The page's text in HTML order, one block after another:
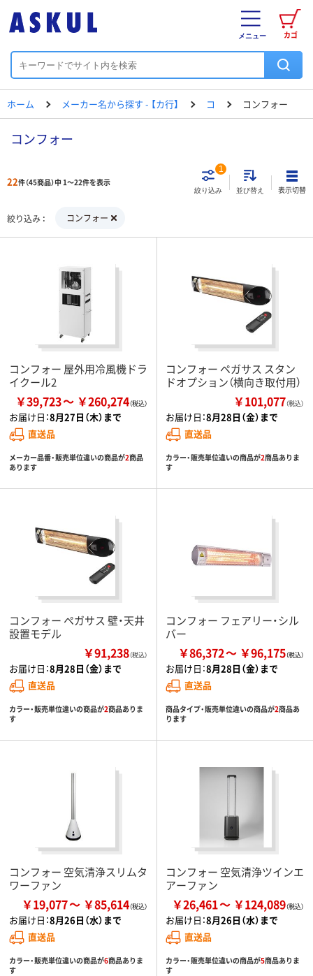
カゴ
メニュー
ホーム メーカー名から探す - 【カ行】 コ コンフォー
コンフォー
22件（45商品）中 1～22件を表示
絞り込み
1
並び替え 表示切替
絞り込み コンフォー
コンフォー 屋外用冷風機ドラ
イクール2
￥39,723 ￥260,274
お届け日：8月27日（木）まで
直送品
メーカー品番・販売単位違いの商品が2商品
あります
コンフォー ペガサス スタン
ドオプション（横向き取付用）
￥101,077（税込）
お届け日：8月28日（金）まで
直送品
カラー・販売単位違いの商品が2商品ありま
す
コンフォー ペガサス 壁・天井
設置モデル
￥91,238（税込）
お届け日：8月28日（金）まで
直送品
カラー・販売単位違いの商品が2商品ありま
す
コンフォー フェアリー・シル
バー
￥86,372 ￥96,175
お届け日：8月28日（金）まで
直送品
商品タイプ・販売単位違いの商品が2商品あ
ります
コンフォー 空気清浄スリムタ
ワーファン
￥19,077 ￥85,614
お届け日：8月26日（水）まで
直送品
カラー・販売単位違いの商品が6商品ありま
す
コンフォー 空気清浄ツインエ
アーファン
￥26,461 ￥124,089
お届け日：8月26日（水）まで
直送品
カラー・販売単位違いの商品が5商品ありま
す